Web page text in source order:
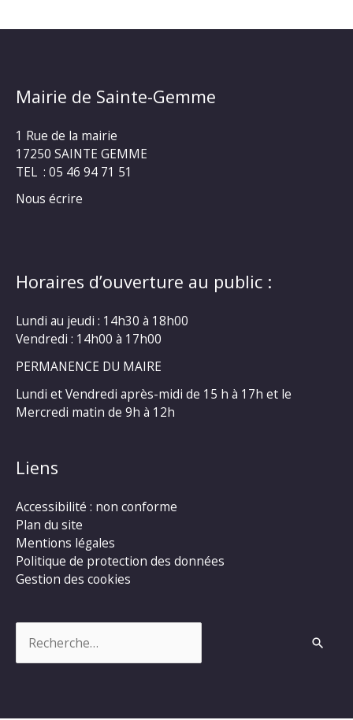
Mairie de Sainte-Gemme
1 Rue de la mairie
17250 SAINTE GEMME
TEL : 05 46 94 71 51
Nous écrire
Horaires d’ouverture au public :
Lundi au jeudi : 14h30 à 18h00
Vendredi : 14h00 à 17h00
PERMANENCE DU MAIRE
Lundi et Vendredi après-midi de 15 h à 17h et le
Mercredi matin de 9h à 12h
Liens
Accessibilité : non conforme
Plan du site
Mentions légales
Politique de protection des données
Gestion des cookies